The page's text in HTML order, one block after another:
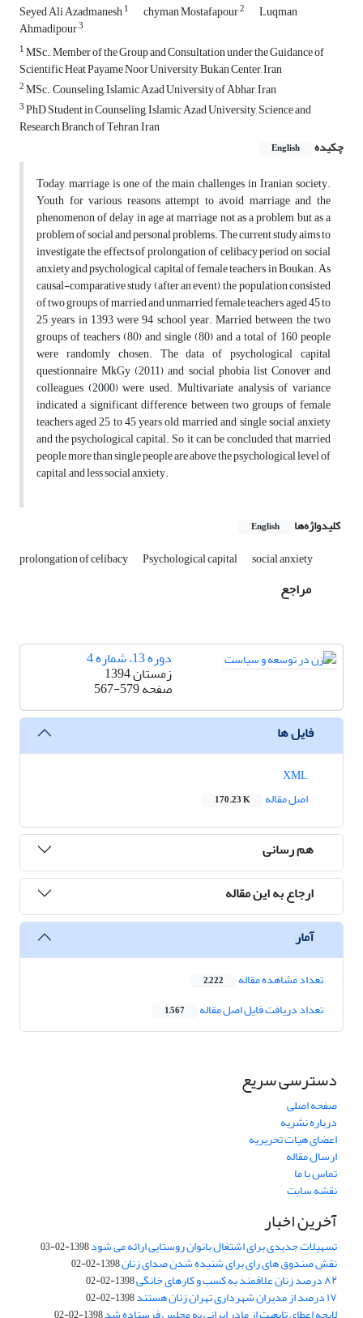
Seyed Ali Azadmanesh1 chyman Mostafapour2 Luqman
Ahmadipour3
1MSc., Member of the Group and Consultation under the Guidance of
Scientific Heat Payame Noor University, Bukan Center, Iran
2MSc., Counseling, Islamic Azad University of Abhar, Iran
3PhD Student in Counseling, Islamic Azad University, Science and
Research Branch of Tehran, Iran
چکیده
English
Today, marriage is one of the main challenges in Iranian society.
Youth for various reasons attempt to avoid marriage and the
phenomenon of delay in age at marriage not as a problem but as a
problem of social and personal problems. The current study aims to
investigate the effects of prolongation of celibacy period on social
anxiety and psychological capital of female teachers in Boukan. As
causal-comparative study (after an event), the population consisted
of two groups of married and unmarried female teachers aged 45 to
25 years in 1393 were 94 school year. Married between the two
groups of teachers (80) and single (80) and a total of 160 people
were randomly chosen. The data of psychological capital
questionnaire Mk‌Gy (2011) and social phobia list Conover and
colleagues (2000) were used. Multivariate analysis of variance
indicated a significant difference between two groups of female
teachers aged 25 to 45 years old, married and single social anxiety
and the psychological capital. So, it can be concluded that married
people more than single people are above the psychological level of
capital, and less social anxiety.
کلیدواژه‌ها English
prolongation of celibacy Psychological capital social anxiety
مراجع
دوره 13، شماره 4
زمستان 1394
صفحه567-579
فایل ها
اصل مقاله
170.23 K
هم رسانی
ارجاع به این مقاله
آمار
تعداد مشاهده مقاله 2,222
تعداد دریافت فایل اصل مقاله 1,567
دسترسی سریع
صفحه اصلی
درباره نشریه
اعضای هیات تحریریه
ارسال مقاله
تماس با ما
نقشه سایت
آخرین اخبار
تسهیلات جدیدی برای اشتغال بانوان روستایی ارائه می شود1398-02-03
نقش صندوق های رای برای شنیده شدن صدای زنان1398-02-02
۸۲ درصد زنان علاقمند به کسب و کارهای خانگی 1398-02-02
۱۷ درصد از مدیران شهرداری تهران زنان هستند 1398-02-02